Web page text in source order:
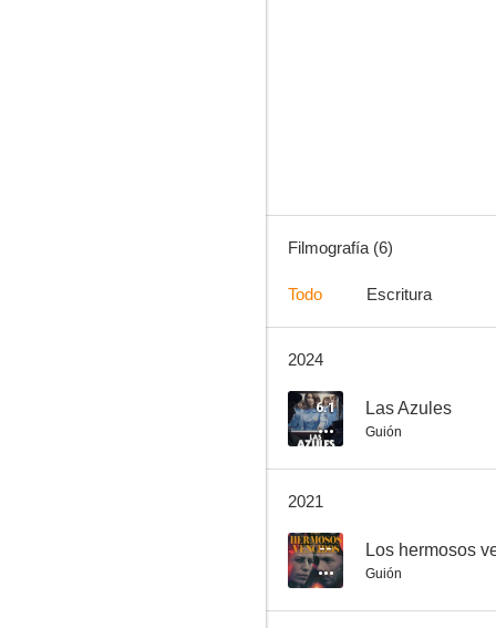
Filmografía (6)
Todo Escritura
2024
6.1 Las Azules
Guión
2021
-- Los hermosos
Guión